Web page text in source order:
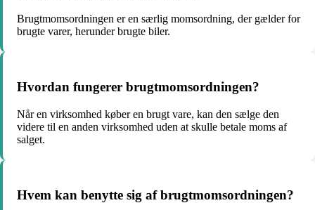
Brugtmomsordningen er en særlig momsordning, der gælder for
brugte varer, herunder brugte biler.
Hvordan fungerer brugtmomsordningen?
Når en virksomhed køber en brugt vare, kan den sælge den
videre til en anden virksomhed uden at skulle betale moms af
salget.
Hvem kan benytte sig af brugtmomsordningen?